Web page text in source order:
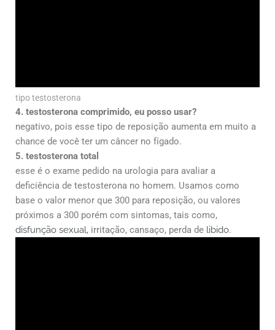
tipo testosterona
4. testosterona comprimido, eu posso usar?
negativo, pois esse tipo de reposição aumenta em muito a
chance de você ter um câncer no fígado.
5. testosterona total
esse é o exame pedido na urologia para avaliar a
deficiência de testosterona no homem. Usamos como
base o valor menor que 300 para reposição, ou valores
próximos a 300 porém com sintomas, tais como,
disfunção sexual, irritação, cansaço, perda de libido.